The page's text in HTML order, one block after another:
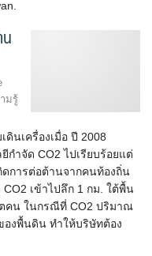
มรู้
นเครื่องเมื่อ ปี 2008
กำจัด CO2 ไปเรียบร้อยแต่
ดการต่อต้านจากคนท้องถิ่น
เข้าไปลึก 1 กม. ใต้พื้น
คน ในกรณีที่ CO2 ปริมาณ
งพื้นดิน ทำให้บริษัทต้อง